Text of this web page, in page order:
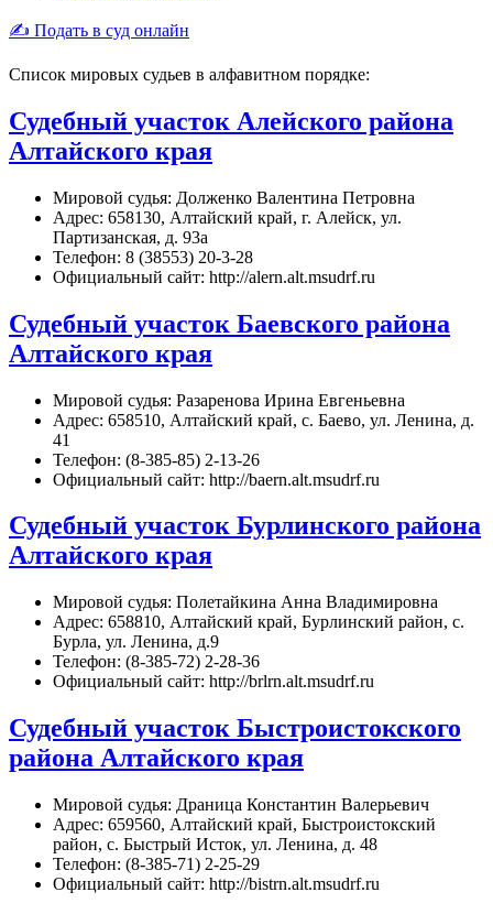
✍ Подать в суд онлайн
Список мировых судьев в алфавитном порядке:
Судебный участок Алейского района
Алтайского края
Мировой судья: Долженко Валентина Петровна
Адрес: 658130, Алтайский край, г. Алейск, ул.
Партизанская, д. 93а
Телефон: 8 (38553) 20-3-28
Официальный сайт: http://alern.alt.msudrf.ru
Судебный участок Баевского района
Алтайского края
Мировой судья: Разаренова Ирина Евгеньевна
Адрес: 658510, Алтайский край, с. Баево, ул. Ленина, д.
41
Телефон: (8-385-85) 2-13-26
Официальный сайт: http://baern.alt.msudrf.ru
Судебный участок Бурлинского района
Алтайского края
Мировой судья: Полетайкина Анна Владимировна
Адрес: 658810, Алтайский край, Бурлинский район, с.
Бурла, ул. Ленина, д.9
Телефон: (8-385-72) 2-28-36
Официальный сайт: http://brlrn.alt.msudrf.ru
Судебный участок Быстроистокского
района Алтайского края
Мировой судья: Драница Константин Валерьевич
Адрес: 659560, Алтайский край, Быстроистокский
район, с. Быстрый Исток, ул. Ленина, д. 48
Телефон: (8-385-71) 2-25-29
Официальный сайт: http://bistrn.alt.msudrf.ru